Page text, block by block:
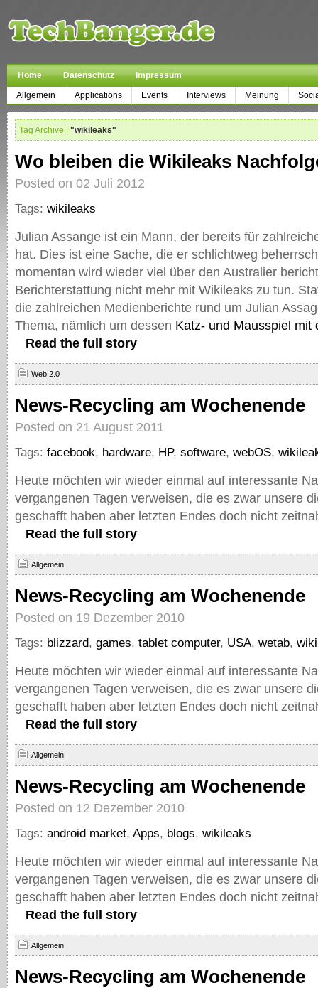
Home Datenschutz
Impressum
Allgemein
Applications Events Interviews Meinung
Tag Archive | "wikileaks"
Wo bleiben die Wikileaks
Posted on 02 Juli 2012
Tags: wikileaks
Julian Assange ist ein Mann, der bereits für
hat. Dies ist eine Sache, die er schlichtweg
momentan wird wieder viel über den Australier
Berichterstattung nicht mehr mit Wikileaks zu tun.
die zahlreichen Medienberichte rund um Julian
Thema, nämlich um dessen Katz- und Mausspiel mit
Read the full story
Web 2.0
News-Recycling am Wochenende
Posted on 21 August 2011
Tags: facebook, hardware, HP, software, webOS,
Heute möchten wir wieder einmal auf interessante
vergangenen Tagen verweisen, die es zwar unsere
geschafft haben aber letzten Endes doch nicht
Read the full story
Allgemein
News-Recycling am Wochenende
Posted on 19 Dezember 2010
Tags: blizzard, games, tablet computer, USA, wetab,
Heute möchten wir wieder einmal auf interessante
vergangenen Tagen verweisen, die es zwar unsere
geschafft haben aber letzten Endes doch nicht
Read the full story
Allgemein
News-Recycling am Wochenende
Posted on 12 Dezember 2010
Tags: android market, Apps, blogs, wikileaks
Heute möchten wir wieder einmal auf interessante
vergangenen Tagen verweisen, die es zwar unsere
geschafft haben aber letzten Endes doch nicht
Read the full story
Allgemein
News-Recycling am Wochenende